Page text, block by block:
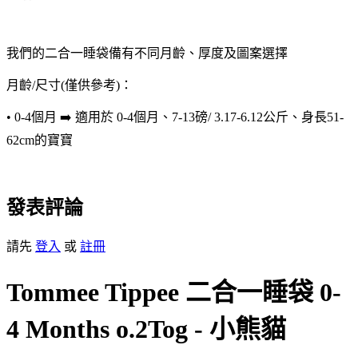
我們的二合一睡袋備有不同月齡、厚度及圖案選擇
月齡/尺寸(僅供參考)：
• 0-4個月 ➡️ 適用於 0-4個月、7-13磅/ 3.17-6.12公斤、身長51-
62cm的寶寶
發表評論
請先 登入 或 註冊
Tommee Tippee 二合一睡袋 0-
4 Months o.2Tog - 小熊貓